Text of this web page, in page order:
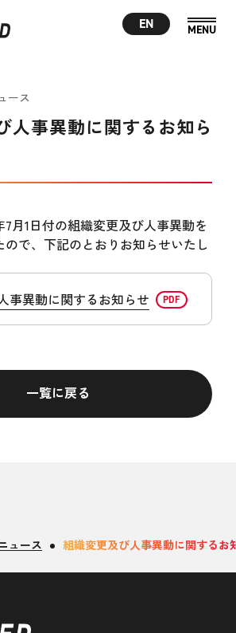
EN
ース
人事異動に関するお知ら
月1日付の組織変更及び人事異動を
で、下記のとおりお知らせいたし
事異動に関するお知らせ
一覧に戻る
ュース 組織変更及び人事異動に関するお